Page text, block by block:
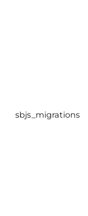
sbjs_migrations